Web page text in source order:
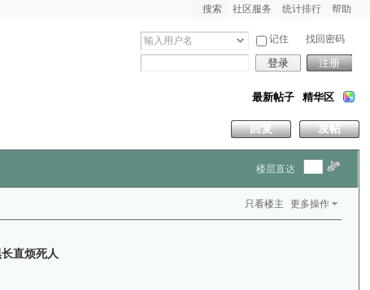
搜索 社区服务 统计排行 帮助
记住 找回密码
登录 注册
最新帖子 精华区
发帖
回复
楼层直达
只看楼主 更多操作
直烦死人